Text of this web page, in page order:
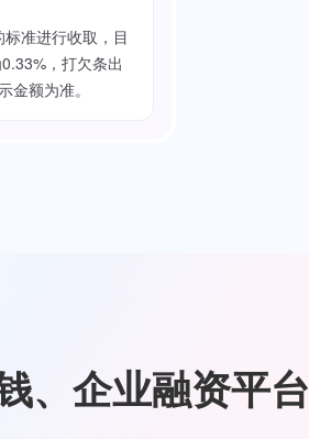
准进行收取，目
，打欠条出
金额为准。
、企业融资平台